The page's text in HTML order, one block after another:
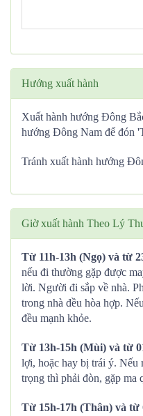
Hướng xuất hành
Xuất hành hướng Đông
hướng Đông Nam để đón
Tránh xuất hành hướng
Giờ xuất hành Theo Lý
Từ 11h-13h (Ngọ) và từ
nếu đi thường gặp được
lời. Người đi sắp về nhà.
trong nhà đều hòa hợp.
đều mạnh khỏe.
Từ 13h-15h (Mùi) và từ
lợi, hoặc hay bị trái ý. Nếu
trọng thì phải đòn, gặp ma
Từ 15h-17h (Thân) và từ